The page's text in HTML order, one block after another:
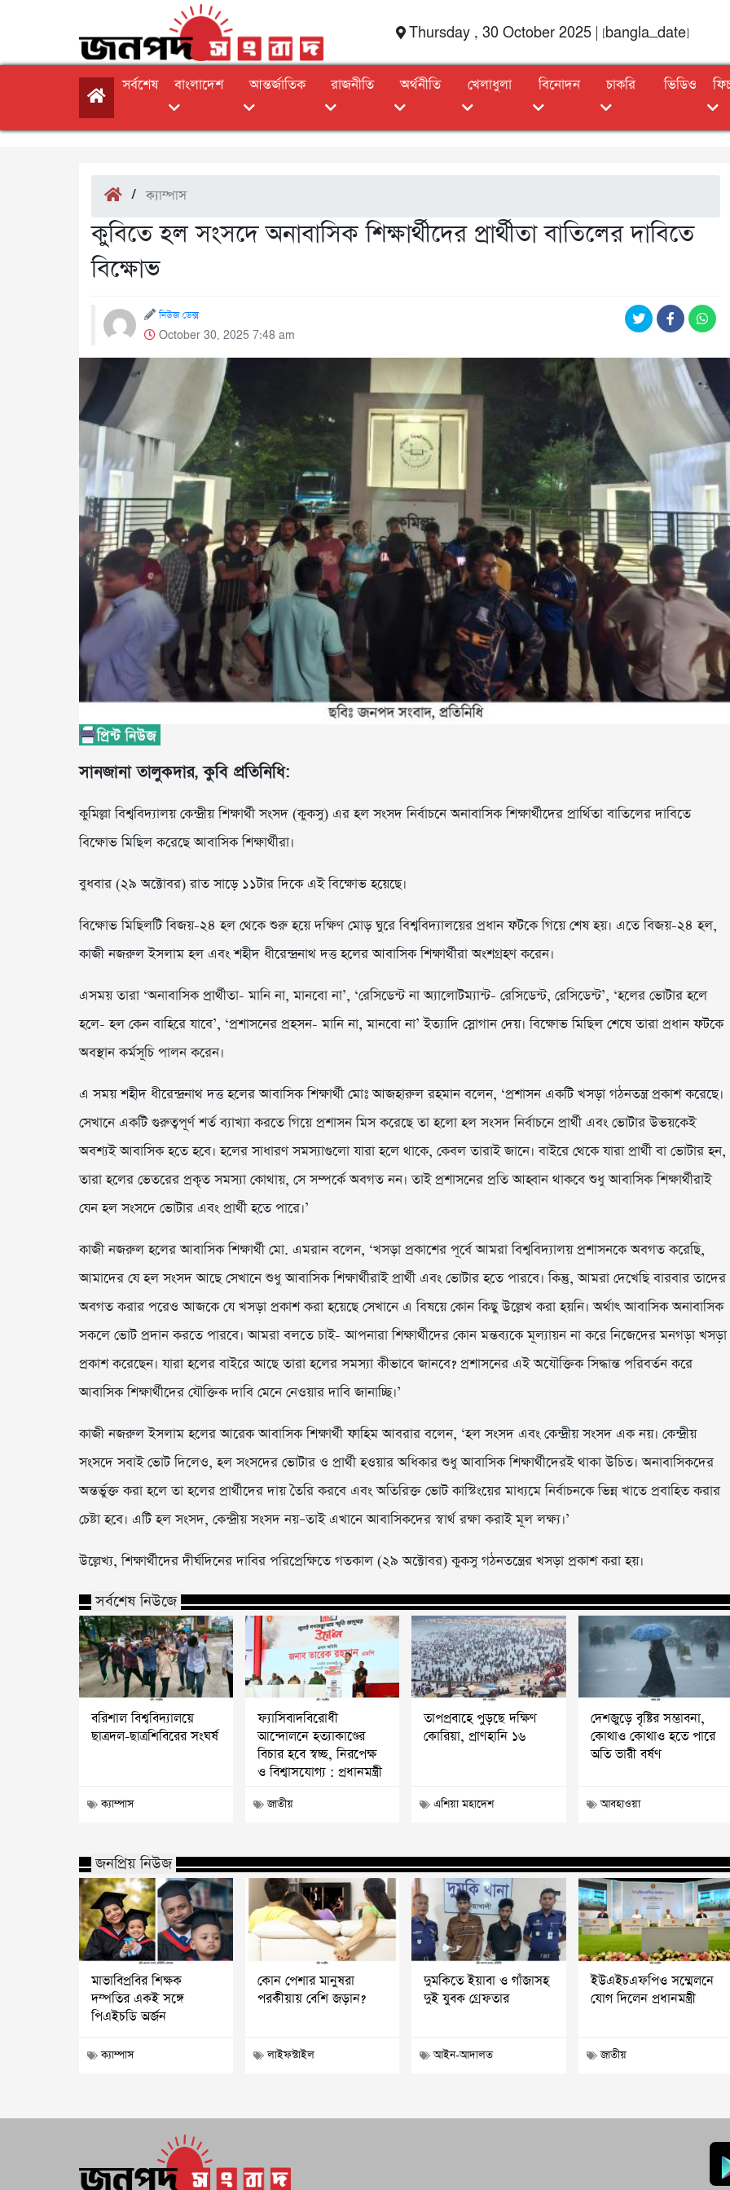
Thursday , 30 October 2025 | [bangla_date]
সর্বশেষ বাংলাদেশ আন্তর্জাতিক রাজনীতি অর্থনীতি খেলাধুলা বিনোদন চাকরি ভিডিও
/ক্যাম্পাস
কুবিতে হল সংসদে অনাবাসিক শিক্ষার্থীদের প্রার্থীতা বাতিলের দাবিতে
বিক্ষোভ
নিউজ ডেক্স
October 30, 2025 7:48 am
সানজানা তালুকদার, কুবি প্রতিনিধি:
কুমিল্লা বিশ্ববিদ্যালয় কেন্দ্রীয় শিক্ষার্থী সংসদ (কুকসু) এর হল সংসদ নির্বাচনে অনাবাসিক শিক্ষার্থীদের প্রার্থিতা বাতিলের দাবিতে
বিক্ষোভ মিছিল করেছে আবাসিক শিক্ষার্থীরা।
বুধবার (২৯ অক্টোবর) রাত সাড়ে ১১টার দিকে এই বিক্ষোভ হয়েছে।
বিক্ষোভ মিছিলটি বিজয়-২৪ হল থেকে শুরু হয়ে দক্ষিণ মোড় ঘুরে বিশ্ববিদ্যালয়ের প্রধান ফটকে গিয়ে শেষ হয়। এতে বিজয়-২৪ হল,
কাজী নজরুল ইসলাম হল এবং শহীদ ধীরেন্দ্রনাথ দত্ত হলের আবাসিক শিক্ষার্থীরা অংশগ্রহণ করেন।
এসময় তারা ‘অনাবাসিক প্রার্থীতা- মানি না, মানবো না’, ‘রেসিডেন্ট না অ্যালোটম্যান্ট- রেসিডেন্ট, রেসিডেন্ট’, ‘হলের ভোটার হলে
হলে- হল কেন বাহিরে যাবে’, ‘প্রশাসনের প্রহসন- মানি না, মানবো না’ ইত্যাদি স্লোগান দেয়। বিক্ষোভ মিছিল শেষে তারা প্রধান ফটকে
অবস্থান কর্মসূচি পালন করেন।
এ সময় শহীদ ধীরেন্দ্রনাথ দত্ত হলের আবাসিক শিক্ষার্থী মোঃ আজহারুল রহমান বলেন, ‘প্রশাসন একটি খসড়া গঠনতন্ত্র প্রকাশ করেছে।
সেখানে একটি গুরুত্বপূর্ণ শর্ত ব্যাখ্যা করতে গিয়ে প্রশাসন মিস করেছে তা হলো হল সংসদ নির্বাচনে প্রার্থী এবং ভোটার উভয়কেই
অবশ্যই আবাসিক হতে হবে। হলের সাধারণ সমস্যাগুলো যারা হলে থাকে, কেবল তারাই জানে। বাইরে থেকে যারা প্রার্থী বা ভোটার হন,
তারা হলের ভেতরের প্রকৃত সমস্যা কোথায়, সে সম্পর্কে অবগত নন। তাই প্রশাসনের প্রতি আহ্বান থাকবে শুধু আবাসিক শিক্ষার্থীরাই
যেন হল সংসদে ভোটার এবং প্রার্থী হতে পারে।’
কাজী নজরুল হলের আবাসিক শিক্ষার্থী মো. এমরান বলেন, ‘খসড়া প্রকাশের পূর্বে আমরা বিশ্ববিদ্যালয় প্রশাসনকে অবগত করেছি,
আমাদের যে হল সংসদ আছে সেখানে শুধু আবাসিক শিক্ষার্থীরাই প্রার্থী এবং ভোটার হতে পারবে। কিন্তু, আমরা দেখেছি বারবার তাদের
অবগত করার পরেও আজকে যে খসড়া প্রকাশ করা হয়েছে সেখানে এ বিষয়ে কোন কিছু উল্লেখ করা হয়নি। অর্থাৎ আবাসিক অনাবাসিক
সকলে ভোট প্রদান করতে পারবে। আমরা বলতে চাই- আপনারা শিক্ষার্থীদের কোন মন্তব্যকে মূল্যায়ন না করে নিজেদের মনগড়া খসড়া
প্রকাশ করেছেন। যারা হলের বাইরে আছে তারা হলের সমস্যা কীভাবে জানবে? প্রশাসনের এই অযৌক্তিক সিদ্ধান্ত পরিবর্তন করে
আবাসিক শিক্ষার্থীদের যৌক্তিক দাবি মেনে নেওয়ার দাবি জানাচ্ছি।’
কাজী নজরুল ইসলাম হলের আরেক আবাসিক শিক্ষার্থী ফাহিম আবরার বলেন, ‘হল সংসদ এবং কেন্দ্রীয় সংসদ এক নয়। কেন্দ্রীয়
সংসদে সবাই ভোট দিলেও, হল সংসদের ভোটার ও প্রার্থী হওয়ার অধিকার শুধু আবাসিক শিক্ষার্থীদেরই থাকা উচিত। অনাবাসিকদের
অন্তর্ভুক্ত করা হলে তা হলের প্রার্থীদের দায় তৈরি করবে এবং অতিরিক্ত ভোট কাস্টিংয়ের মাধ্যমে নির্বাচনকে ভিন্ন খাতে প্রবাহিত করার
চেষ্টা হবে। এটি হল সংসদ, কেন্দ্রীয় সংসদ নয়–তাই এখানে আবাসিকদের স্বার্থ রক্ষা করাই মূল লক্ষ্য।’
উল্লেখ্য, শিক্ষার্থীদের দীর্ঘদিনের দাবির পরিপ্রেক্ষিতে গতকাল (২৯ অক্টোবর) কুকসু গঠনতন্ত্রের খসড়া প্রকাশ করা হয়।
সর্বশেষ নিউজে
বরিশাল বিশ্ববিদ্যালয়ে
ছাত্রদল-ছাত্রশিবিরের সংঘর্ষ
ক্যাম্পাস
ফ্যাসিবাদবিরোধী
আন্দোলনে হত্যাকাণ্ডের
বিচার হবে স্বচ্ছ, নিরপেক্ষ
ও বিশ্বাসযোগ্য : প্রধানমন্ত্রী
জাতীয়
তাপপ্রবাহে পুড়ছে দক্ষিণ
কোরিয়া, প্রাণহানি ১৬
এশিয়া মহাদেশ
দেশজুড়ে বৃষ্টির সম্ভাবনা,
কোথাও কোথাও হতে পারে
অতি ভারী বর্ষণ
আবহাওয়া
জনপ্রিয় নিউজ
মাভাবিপ্রবির শিক্ষক
দম্পতির একই সঙ্গে
পিএইচডি অর্জন
ক্যাম্পাস
কোন পেশার মানুষরা
পরকীয়ায় বেশি জড়ান?
লাইফস্টাইল
দুমকিতে ইয়াবা ও গাঁজাসহ
দুই যুবক গ্রেফতার
আইন-আদালত
ইউএইচএফপিও সম্মেলনে
যোগ দিলেন প্রধানমন্ত্রী
জাতীয়